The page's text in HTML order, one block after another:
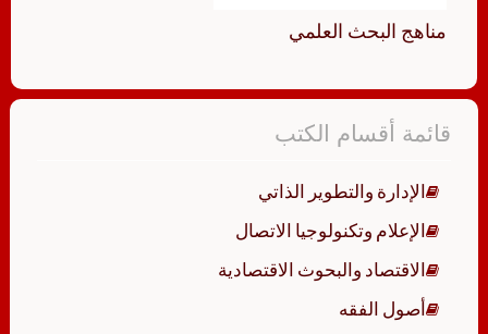
مناهج البحث العلمي
قائمة أقسام الكتب
الإدارة والتطوير الذاتي
الإعلام وتكنولوجيا الاتصال
الاقتصاد والبحوث الاقتصادية
أصول الفقه